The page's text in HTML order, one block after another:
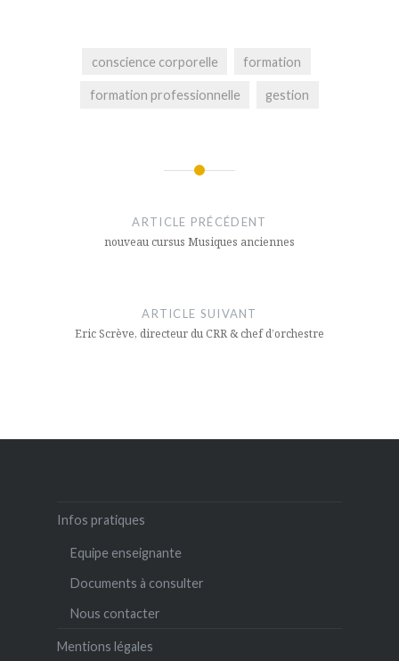
conscience corporelle formation
formation professionnelle gestion
ARTICLE PRÉCÉDENT
nouveau cursus Musiques anciennes
ARTICLE SUIVANT
Eric Scrève, directeur du CRR & chef d’orchestre
Infos pratiques
Equipe enseignante
Documents à consulter
Nous contacter
Mentions légales